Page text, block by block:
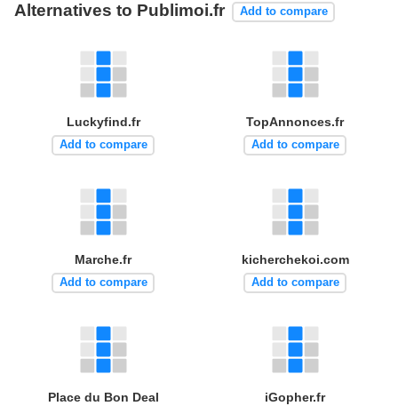
Alternatives to Publimoi.fr Add to compare
Luckyfind.fr
Add to compare
TopAnnonces.fr
Add to compare
Marche.fr
Add to compare
kicherchekoi.com
Add to compare
Place du Bon Deal iGopher.fr